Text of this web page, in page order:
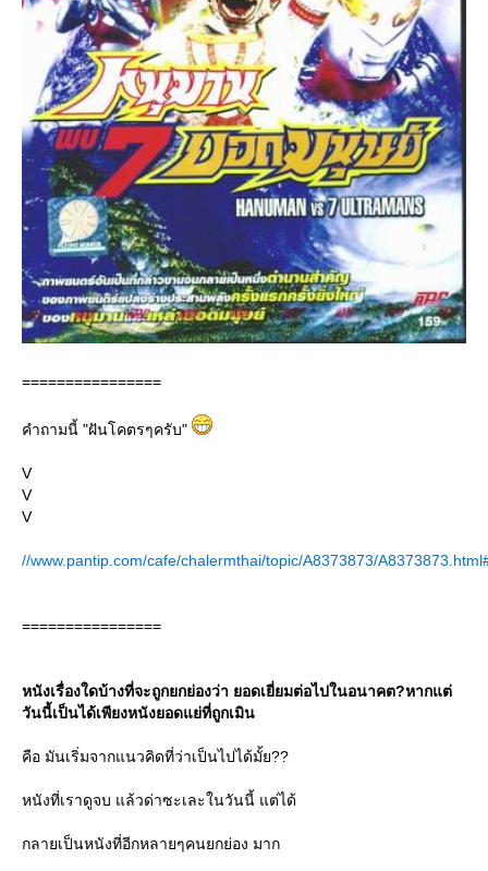
================
คำถามนี้ "ฝันโคตรๆครับ"
V
V
V
//www.pantip.com/cafe/chalermthai/topic/A8373873/
================
หนังเรื่องใดบ้างที่จะถูกยกย่องว่า ยอดเยี่ยมต่อไปในอนาคต?หากแต่
วันนี้เป็นได้เพียงหนังยอดแย่ที่ถูกเมิน
คือ มันเริ่มจากแนวคิดที่ว่าเป็นไปได้มั้ย??
หนังที่เราดูจบ แล้วด่าซะเละในวันนี้ แต่ได้
กลายเป็นหนังที่อีกหลายๆคนยกย่อง มาก